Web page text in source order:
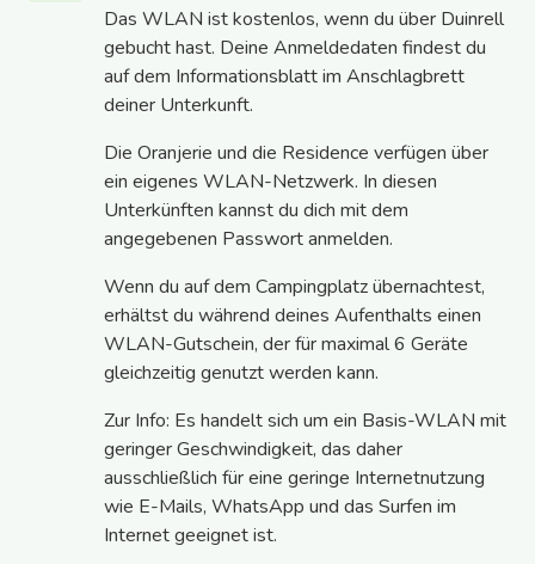
Das WLAN ist kostenlos, wenn du über Duinrell
gebucht hast. Deine Anmeldedaten findest du
auf dem Informationsblatt im Anschlagbrett
deiner Unterkunft.
Die Oranjerie und die Residence verfügen über
ein eigenes WLAN-Netzwerk. In diesen
Unterkünften kannst du dich mit dem
angegebenen Passwort anmelden.
Wenn du auf dem Campingplatz übernachtest,
erhältst du während deines Aufenthalts einen
WLAN-Gutschein, der für maximal 6 Geräte
gleichzeitig genutzt werden kann.
Zur Info: Es handelt sich um ein Basis-WLAN mit
geringer Geschwindigkeit, das daher
ausschließlich für eine geringe Internetnutzung
wie E-Mails, WhatsApp und das Surfen im
Internet geeignet ist.